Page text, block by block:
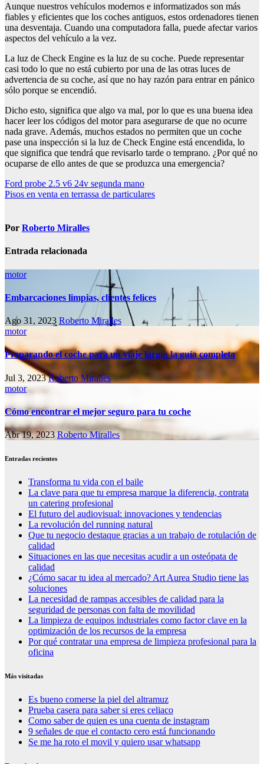
Aunque nuestros vehículos modernos e informatizados son más
fiables y eficientes que los coches antiguos, estos ordenadores tienen
una desventaja. Cuando una computadora falla, puede afectar varios
aspectos del vehículo a la vez.
La luz de Check Engine es la luz de su coche. Puede representar
casi todo lo que no está cubierto por una de las otras luces de
advertencia de su coche, así que no hay razón para entrar en pánico
sólo porque se encendió.
Dicho esto, significa que algo va mal, por lo que es una buena idea
hacer leer los códigos del motor para asegurarse de que no ocurre
nada grave. Además, muchos estados no permiten que un coche
pase una inspección si la luz de Check Engine está encendida, lo
que significa que tendrá que revisarlo tarde o temprano. ¿Por qué no
ocuparse de ello antes de que se produzca una emergencia?
Navegación
de
Ford probe 2.5 v6 24v segunda mano
Pisos en venta en terrassa de particulares
Por Roberto Miralles
Entrada relacionada
motor
Embarcaciones limpias, clientes felices
Ago 31, 2023 Roberto Miralles
motor
Preparando el coche para un viaje largo: la guía completa
Jul 3, 2023Roberto Miralles
motor
Cómo encontrar el mejor seguro para tu coche
Abr 19, 2023Roberto Miralles
Entradas recientes
Transforma tu vida con el baile
La clave para que tu empresa marque la diferencia, contrata
un catering profesional
El futuro del audiovisual: innovaciones y tendencias
La revolución del running natural
Que tu negocio destaque gracias a un trabajo de rotulación de
calidad
Situaciones en las que necesitas acudir a un osteópata de
calidad
¿Cómo sacar tu idea al mercado? Art Aurea Studio tiene las
soluciones
La necesidad de rampas accesibles de calidad para la
seguridad de personas con falta de movilidad
La limpieza de equipos industriales como factor clave en la
optimización de los recursos de la empresa
Por qué contratar una empresa de limpieza profesional para la
oficina
Más visitadas
Es bueno comerse la piel del altramuz
Prueba casera para saber si eres celiaco
Como saber de quien es una cuenta de instagram
9 señales de que el contacto cero está funcionando
Se me ha roto el movil y quiero usar whatsapp